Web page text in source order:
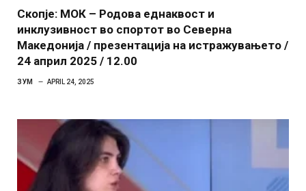
Скопје: МОК – Родова еднаквост и
инклузивност во спортот во Северна
Македонија / презентација на истражувањето /
24 април 2025 / 12.00
ЗУМ APRIL 24, 2025